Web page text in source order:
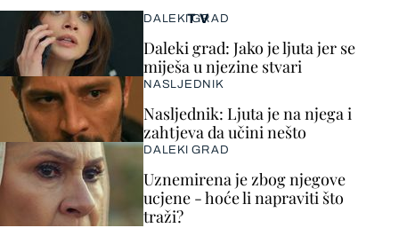
TV
DALEKI GRAD
Daleki grad: Jako je ljuta jer se
miješa u njezine stvari
NASLJEDNIK
Nasljednik: Ljuta je na njega i
zahtjeva da učini nešto
DALEKI GRAD
Uznemirena je zbog njegove
ucjene - hoće li napraviti što
traži?